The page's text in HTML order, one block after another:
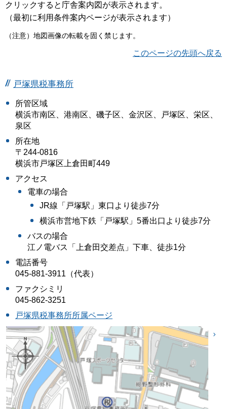
クリックすると庁舎案内図が表示されます。
（最初に利用条件案内ページが表示されます）
（注意）地図画像の転載を固く禁じます。
このページの先頭へ戻る
戸塚県税事務所
所管区域
横浜市南区、港南区、磯子区、金沢区、戸塚区、栄区、
泉区
所在地
〒244-0816
横浜市戸塚区上倉田町449
アクセス
電車の場合
JR線「戸塚駅」東口より徒歩7分
横浜市営地下鉄「戸塚駅」5番出口より徒歩7分
バスの場合
江ノ電バス「上倉田交差点」下車、徒歩1分
電話番号
045-881-3911（代表）
ファクシミリ
045-862-3251
戸塚県税事務所所属ページ